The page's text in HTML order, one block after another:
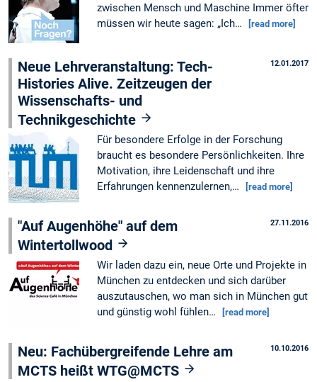
zwischen Mensch und Maschine Immer öfter
müssen wir heute sagen: „Ich…
[read more]
12.01.2017
Neue Lehrveranstaltung: Tech-
Histories Alive. Zeitzeugen der
Wissenschafts- und
Technikgeschichte
Für besondere Erfolge in der Forschung
braucht es besondere Persönlichkeiten. Ihre
Motivation, ihre Leidenschaft und ihre
Erfahrungen kennenzulernen,…
[read more]
27.11.2016
"Auf Augenhöhe" auf dem
Wintertollwood
Wir laden dazu ein, neue Orte und Projekte in
München zu entdecken und sich darüber
auszutauschen, wo man sich in München gut
und günstig wohl fühlen…
[read more]
10.10.2016
Neu: Fachübergreifende Lehre am
MCTS heißt WTG@MCTS